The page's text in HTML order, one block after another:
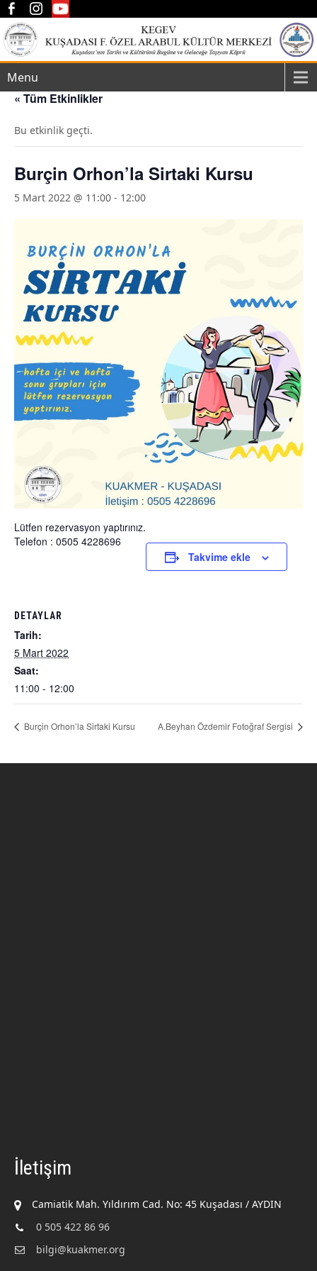
Menu
« Tüm Etkinlikler
Bu etkinlik geçti.
Burçin Orhon’la Sirtaki Kursu
5 Mart 2022 @ 11:00 - 12:00
Lütfen rezervasyon yaptırınız.
Telefon : 0505 4228696
Takvime ekle
DETAYLAR
Tarih:
5 Mart 2022
Saat:
11:00 - 12:00
Burçin Orhon’la Sirtaki Kursu A.Beyhan Özdemir Fotoğraf Sergisi
İletişim
Camiatik Mah. Yıldırım Cad. No: 45 Kuşadası / AYDIN
0 505 422 86 96
bilgi@kuakmer.org